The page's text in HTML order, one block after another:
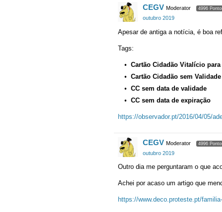
CEGV Moderator 4996
outubro 2019
Apesar de antiga a notícia, é boa
Tags:
Cartão Cidadão Vitalício
Cartão Cidadão sem Validade
CC sem data de validade
CC sem data de expiração
https://observador.pt/2016/04/05/
CEGV Moderator 4996
outubro 2019
Outro dia me perguntaram o que
Achei por acaso um artigo que
https://www.deco.proteste.pt/